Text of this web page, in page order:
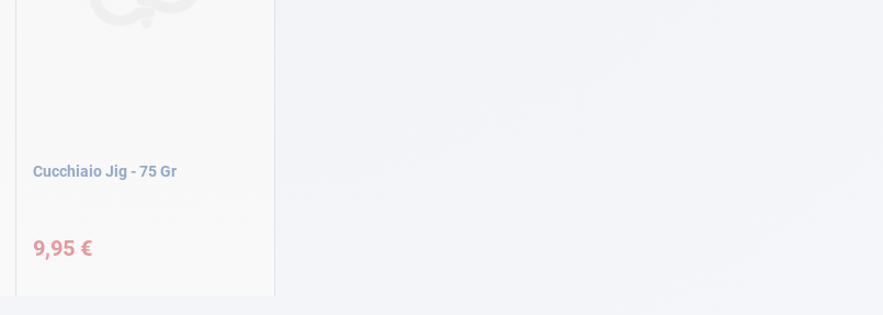
Cucchiaio Jig - 75 Gr
9,95 €